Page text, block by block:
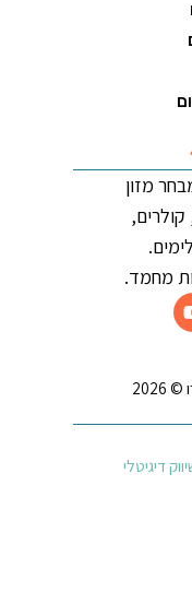
מזון
קולרים,
מחמד.
דיגיטלי